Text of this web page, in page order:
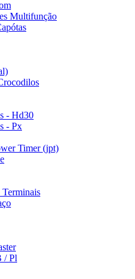
Multifunção
- Hd30
- Px
Timer (jpt)
Terminais
/ Pl